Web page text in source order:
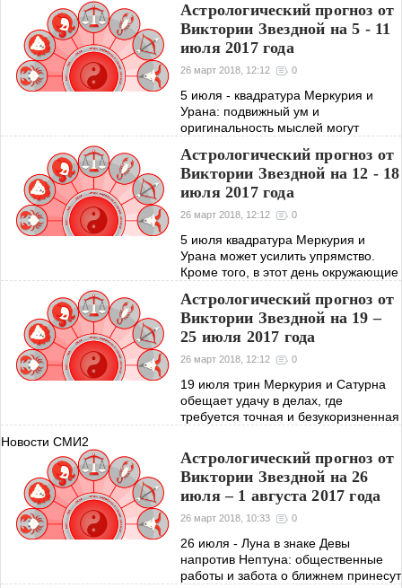
Меркурия и Плутона: опасайтесь
чрезмерного любопытства в
отношении других. 2 июля
Астрологический прогноз от
Виктории Звездной на 5 - 11
июля 2017 года
26 март 2018, 12:12 0
5 июля - квадратура Меркурия и
Урана: подвижный ум и
оригинальность мыслей могут
высокомерие. 7 июля - секстиль
Меркурия и Венеры: аспект дает
возможность совершить давно
Астрологический прогноз от
Виктории Звездной на 12 - 18
июля 2017 года
26 март 2018, 12:12 0
5 июля квадратура Меркурия и
Урана может усилить упрямство.
Кроме того, в этот день окружающие
июля секстиль Меркурия и Венеры
подарит грацию, ловкость в общении
и
Астрологический прогноз от
Виктории Звездной на 19 –
25 июля 2017 года
26 март 2018, 12:12 0
19 июля трин Меркурия и Сатурна
обещает удачу в делах, где
требуется точная и безукоризненная
и Урана - возможно чрезмерное
увлечение экстравагантными
идеями. 24
Новости СМИ2
Астрологический прогноз от
Виктории Звездной на 26
июля – 1 августа 2017 года
26 март 2018, 10:33 0
26 июля - Луна в знаке Девы
напротив Нептуна: общественные
работы и забота о ближнем принесут